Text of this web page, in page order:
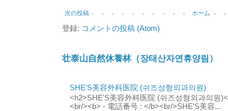
次の投稿 ホーム
登録: コメントの投稿 (Atom)
壮泰山自然休養林（장태산자연휴양림）
SHE'S美容外科医院 (쉬즈성형외과의원)
<h2>SHE'S美容外科医院 (쉬즈성형외과의원
<br/><b> - 電話番号 : </b><br/>SHE'S美容...